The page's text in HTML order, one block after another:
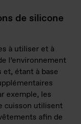
de silicone
à utiliser et à
l’environnement
et, étant à base
exemple, les
cuisson utilisent
afin de